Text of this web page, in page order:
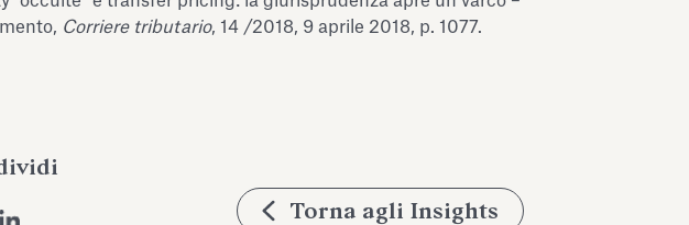
Corriere tributario, 14 /2018, 9 aprile 2018, p. 1077.
Torna agli Insights